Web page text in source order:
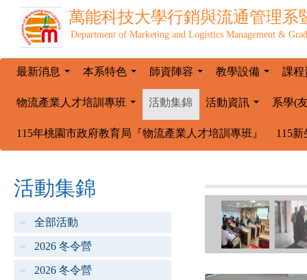
萬能科技大學行銷與流通管理系
Department of Marketing and Logistics Management &
最新消息 本系特色 師資陣容 教學設備 課程
物流產業人才培訓專班 活動集錦 活動資訊 系學(
115年桃園市政府教育局『物流產業人才培訓專班』 115
活動集錦
全部活動
2026 冬令營
2026 冬令營